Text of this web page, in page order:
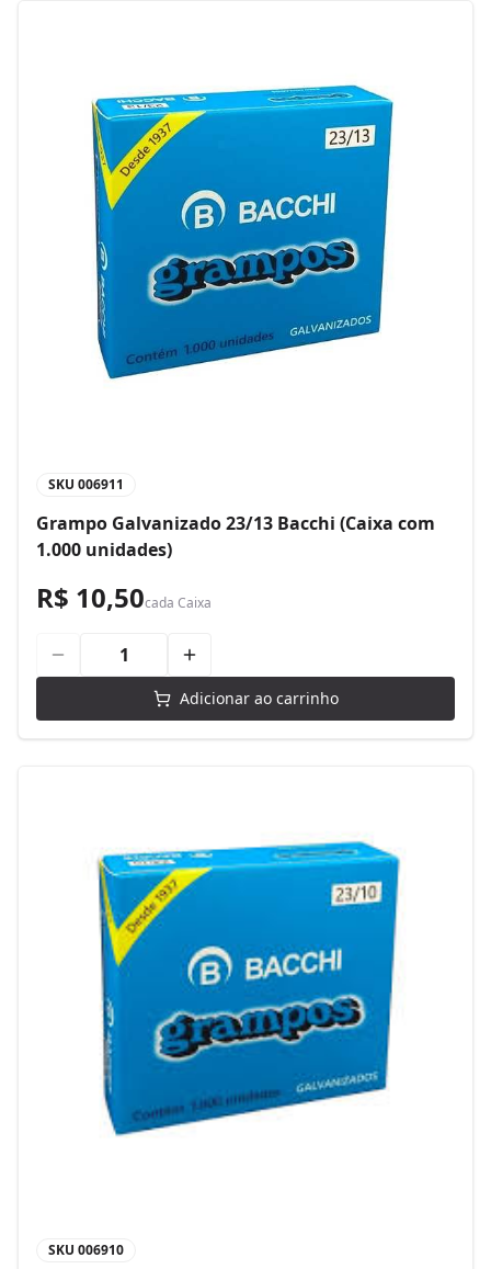
SKU 006911
Grampo Galvanizado 23/13 Bacchi (Caixa com
1.000 unidades)
R$ 10,50cada Caixa
Adicionar ao carrinho
SKU 006910